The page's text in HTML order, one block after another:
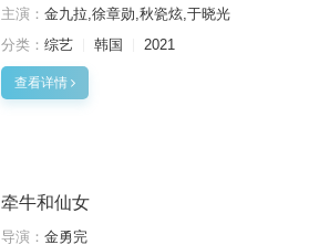
主演： 金九拉,徐章勋,秋瓷炫,于晓光
分类： 综艺 韩国 2021
查看详情
牵牛和仙女
导演： 金勇完